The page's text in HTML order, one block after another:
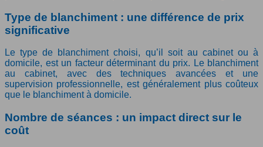
Type de blanchiment : une différence de prix
significative
Le type de blanchiment choisi, qu’il soit au cabinet ou à
domicile, est un facteur déterminant du prix. Le blanchiment
au cabinet, avec des techniques avancées et une
supervision professionnelle, est généralement plus coûteux
que le blanchiment à domicile.
Nombre de séances : un impact direct sur le
coût